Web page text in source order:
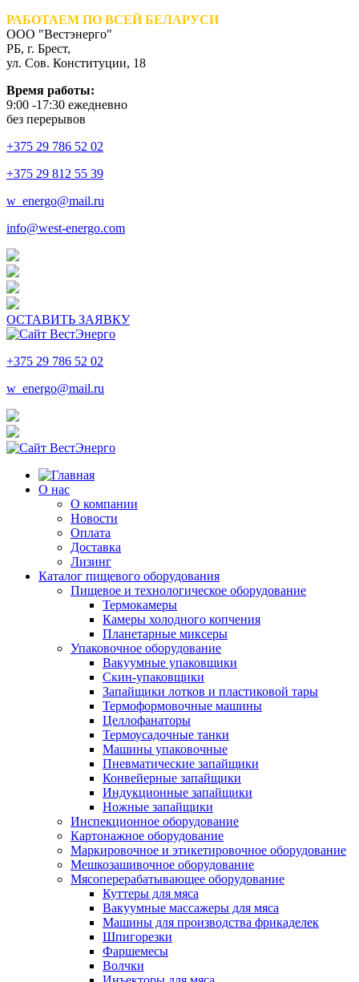
РАБОТАЕМ ПО ВСЕЙ БЕЛАРУСИ
ООО "Вестэнерго"
РБ, г. Брест,
ул. Сов. Конституции, 18
Время работы:
9:00 -17:30 ежедневно
без перерывов
+375 29 786 52 02
+375 29 812 55 39
w_energo@mail.ru
info@west-energo.com
ОСТАВИТЬ ЗАЯВКУ
+375 29 786 52 02
w_energo@mail.ru
О нас
О компании
Новости
Оплата
Доставка
Лизинг
Каталог пищевого оборудования
Пищевое и технологическое оборудование
Термокамеры
Камеры холодного копчения
Планетарные миксеры
Упаковочное оборудование
Вакуумные упаковщики
Скин-упаковщики
Запайщики лотков и пластиковой тары
Термоформовочные машины
Целлофанаторы
Термоусадочные танки
Машины упаковочные
Пневматические запайщики
Конвейерные запайщики
Индукционные запайщики
Ножные запайщики
Инспекционное оборудование
Картонажное оборудование
Маркировочное и этикетировочное оборудование
Мешкозашивочное оборудование
Мясоперерабатывающее оборудование
Куттеры для мяса
Вакуумные массажеры для мяса
Машины для производства фрикаделек
Шпигорезки
Фаршемесы
Волчки